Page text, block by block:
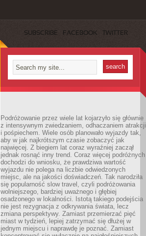
SUBSCRIBE FACEBOOK TWITTER
Podróżowanie przez wiele lat kojarzyło się głównie
z intensywnym zwiedzaniem, odhaczaniem atrakcji
i pośpiechem. Wiele osób planowało wyjazdy tak,
aby w jak najkrótszym czasie zobaczyć jak
najwięcej. Z biegiem lat coraz wyraźniej zaczął
jednak rosnąć inny trend. Coraz więcej podróżnych
dochodzi do wniosku, że prawdziwa wartość
wyjazdu nie polega na liczbie odwiedzonych
miejsc, ale na jakości doświadczeń. Tak narodziła
się popularność slow travel, czyli podróżowania
wolniejszego, bardziej uważnego i głębiej
osadzonego w lokalności. Istotą takiego podejścia
nie jest rezygnacja z odkrywania świata, lecz
zmiana perspektywy. Zamiast przemierzać pięć
miast w tydzień, lepiej zatrzymać się dłużej w
jednym miejscu i naprawdę je poznać. Zamiast